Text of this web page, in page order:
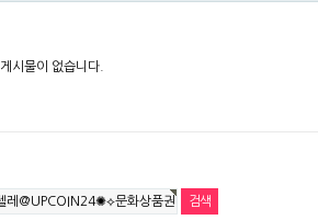
게시물이 없습니다.